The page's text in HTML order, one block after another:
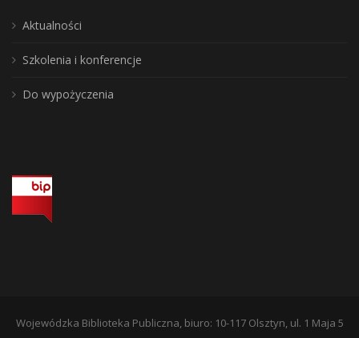
Aktualności
Szkolenia i konferencje
Do wypożyczenia
Wojewódzka Biblioteka Publiczna, biuro: 10-117 Olsztyn, ul. 1 Maja 5